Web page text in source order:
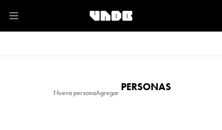
Open main menu
Nueva personaAgregar PERSONAS